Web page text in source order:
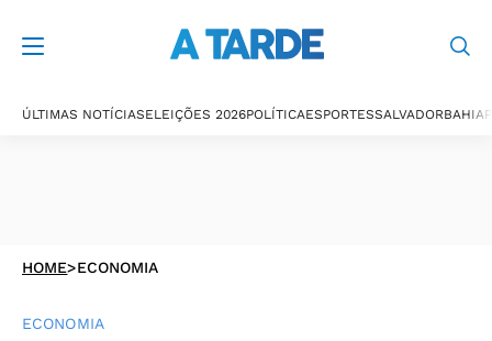
ÚLTIMAS NOTÍCIASELEIÇÕES 2026POLÍTICAESPORTESSALVADORBAHIA
HOME>ECONOMIA
ECONOMIA